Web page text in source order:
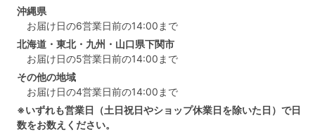
沖縄県
お届け日の6営業日前の14:00まで
北海道・東北・九州・山口県下関市
お届け日の5営業日前の14:00まで
その他の地域
お届け日の4営業日前の14:00まで
※いずれも営業日（土日祝日やショップ休業日を除いた日）で日
数をお数えください。